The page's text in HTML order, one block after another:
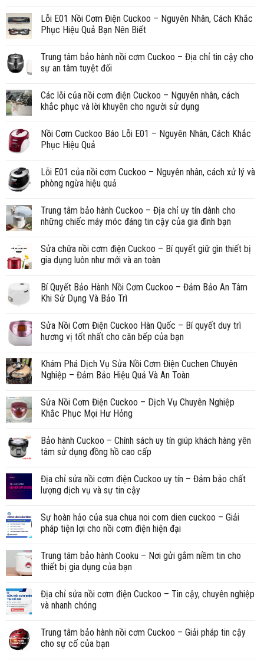
Lỗi E01 Nồi Cơm Điện Cuckoo – Nguyên Nhân, Cách Khắc
Phục Hiệu Quả Bạn Nên Biết
Trung tâm bảo hành nồi cơm Cuckoo – Địa chỉ tin cậy cho
sự an tâm tuyệt đối
Các lỗi của nồi cơm điện Cuckoo – Nguyên nhân, cách
khắc phục và lời khuyên cho người sử dụng
Nồi Cơm Cuckoo Báo Lỗi E01 – Nguyên Nhân, Cách Khắc
Phục Hiệu Quả
Lỗi E01 của nồi cơm Cuckoo – Nguyên nhân, cách xử lý và
phòng ngừa hiệu quả
Trung tâm bảo hành Cuckoo – Địa chỉ uy tín dành cho
những chiếc máy móc đáng tin cậy của gia đình bạn
Sửa chữa nồi cơm điện Cuckoo – Bí quyết giữ gìn thiết bị
gia dụng luôn như mới và an toàn
Bí Quyết Bảo Hành Nồi Cơm Cuckoo – Đảm Bảo An Tâm
Khi Sử Dụng Và Bảo Trì
Sửa Nồi Cơm Điện Cuckoo Hàn Quốc – Bí quyết duy trì
hương vị tốt nhất cho căn bếp của bạn
Khám Phá Dịch Vụ Sửa Nồi Cơm Điện Cuchen Chuyên
Nghiệp – Đảm Bảo Hiệu Quả Và An Toàn
Sửa Nồi Cơm Điện Cuckoo – Dịch Vụ Chuyên Nghiệp
Khắc Phục Mọi Hư Hỏng
Bảo hành Cuckoo – Chính sách uy tín giúp khách hàng yên
tâm sử dụng đồng hồ cao cấp
Địa chỉ sửa nồi cơm điện Cuckoo uy tín – Đảm bảo chất
lượng dịch vụ và sự tin cậy
Sự hoàn hảo của sua chua noi com dien cuckoo – Giải
pháp tiện lợi cho nồi cơm điện hiện đại
Trung tâm bảo hành Cooku – Nơi gửi gắm niềm tin cho
thiết bị gia dụng của bạn
Địa chỉ sửa nồi cơm điện Cuckoo – Tin cậy, chuyên nghiệp
và nhanh chóng
Trung tâm bảo hành nồi cơm Cuckoo – Giải pháp tin cậy
cho sự cố của bạn